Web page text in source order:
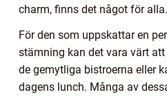
charm, finns det något för alla.
För den som uppskattar en
stämning kan det vara värt
de gemytliga bistroerna eller
dagens lunch. Många av